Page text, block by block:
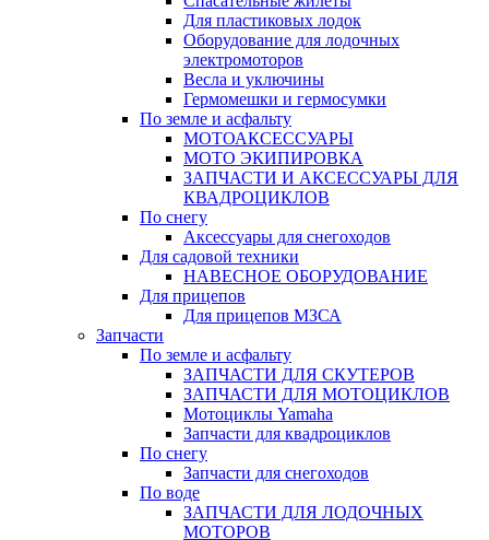
Для пластиковых лодок
Оборудование для лодочных
электромоторов
Весла и уключины
Гермомешки и гермосумки
По земле и асфальту
МОТОАКСЕССУАРЫ
МОТО ЭКИПИРОВКА
ЗАПЧАСТИ И АКСЕССУАРЫ ДЛЯ
КВАДРОЦИКЛОВ
По снегу
Аксессуары для снегоходов
Для садовой техники
НАВЕСНОЕ ОБОРУДОВАНИЕ
Для прицепов
Для прицепов МЗСА
Запчасти
По земле и асфальту
ЗАПЧАСТИ ДЛЯ СКУТЕРОВ
ЗАПЧАСТИ ДЛЯ МОТОЦИКЛОВ
Мотоциклы Yamaha
Запчасти для квадроциклов
По снегу
Запчасти для снегоходов
По воде
ЗАПЧАСТИ ДЛЯ ЛОДОЧНЫХ
МОТОРОВ